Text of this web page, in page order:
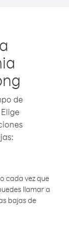
de
cada vez que
llamar a
bajas de